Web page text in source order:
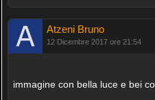
Atzeni Bruno
12 Dicembre 2017 ore 21:54
immagine con bella luce e bei